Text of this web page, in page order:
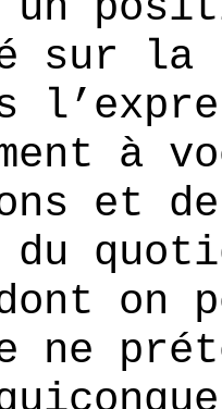
sur la
à
et
du
dont
ne